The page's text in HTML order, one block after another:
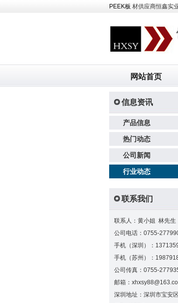
PEEK板 材供应商恒鑫实
网站首页
信息资讯
产品信息
热门动态
公司新闻
行业动态
联系我们
联系人：黄小姐 林先生
公司电话：0755-
手机（深圳）：
手机（苏州）：
公司传真：0755-
邮箱：
深圳地址：深圳市宝安